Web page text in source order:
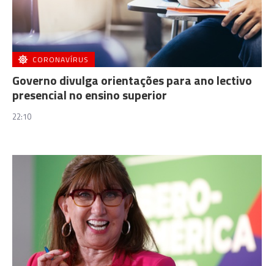
CORONAVÍRUS
Governo divulga orientações para ano lectivo
presencial no ensino superior
22:10